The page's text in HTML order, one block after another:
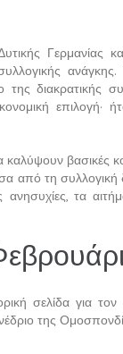
Γερμανίας
ανάγκης.
της διακρατικής
επιλογή·
βασικές
από τη
τα
σελίδα για
της